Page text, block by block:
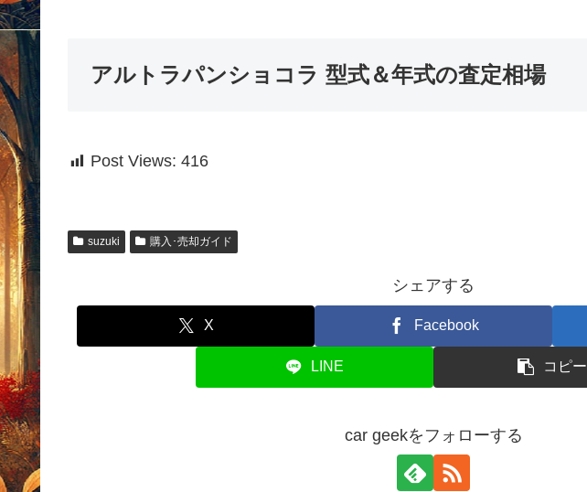
アルトラパンショコラ 型式＆年式の査定相場
Post Views: 416
suzuki 購入･売却ガイド
シェアする
X Facebook
LINE コピー
car geekをフォローする